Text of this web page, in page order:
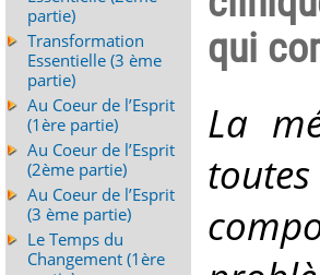
qui
La
partie)
Transformation
Essentielle (3 ème
partie)
Au Coeur de l’Esprit
(1ère partie)
Au Coeur de l’Esprit
(2ème partie)
Au Coeur de l’Esprit
(3 ème partie)
Le Temps du
Changement (1ère